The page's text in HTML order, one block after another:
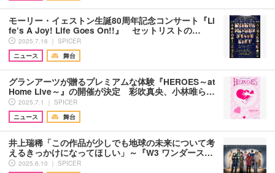
モーリー・イェストン生誕80周年記念コンサート『Li
fe’s A Joy! Life Goes On!!』 セットリストの…
2025.7.16 ｜ SPICER
ニュース
舞台
グランアーツが贈るプレミアムな体験『HEROES～at
Home Live～』の開催が決定 彩吹真央、小林唯ら…
2025.7.1 ｜ SPICER
ニュース
舞台
井上瑞稀「この作品が少しでも地球の未来について考
えるきっかけになってほしい」～『W3 ワンダース…
2025.6.10 ｜ SPICER